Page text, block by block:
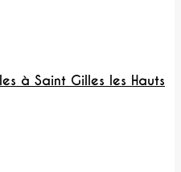
à Saint Gilles les Hauts